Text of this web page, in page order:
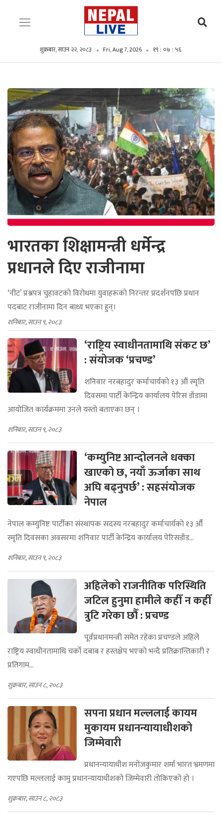
शुक्रबार, साउन २२, २०८३ Fri, Aug 7, 2026 १९ : ०७ : ५८
भारतका शिक्षामन्त्री धर्मेन्द्र
प्रधानले दिए राजीनामा
‘नीट’ प्रश्नपत्र चुहावटको विरोधमा युवाहरूको निरन्तर प्रदर्शनपछि प्रधान
पदबाट राजीनामा दिन बाध्य भएका हुन्।
शनिबार, साउन ९, २०८३
‘राष्ट्रिय स्वाधीनतामाथि संकट छ’
: संयोजक ‘प्रचण्ड’
शनिवार नरबहादुर कर्माचार्यको १३ औं स्मृति
दिवसमा पार्टी केन्द्रिय कार्यालय पेरिस डाँडामा
आयोजित कार्यक्रममा उनले यस्तो बताएका छन् ।
शनिबार, साउन ९, २०८३
‘कम्युनिष्ट आन्दोलनले धक्का
खाएको छ, नयाँ ऊर्जाका साथ
अघि बढ्नुपर्छ’ : सहसंयोजक
नेपाल
नेपाल कम्युनिष्ट पार्टीका संस्थापक सदस्य नरबहादुर कर्माचार्यको १३ औँ
स्मृति दिवसका अवसरमा शनिवार पार्टी केन्द्रिय कार्यालय पेरिसडाँड...
शनिबार, साउन ९, २०८३
अहिलेको राजनीतिक परिस्थिति
जटिल हुनुमा हामीले कहीँ न कहीँ
त्रुटि गरेका छौँ : प्रचण्ड
पूर्वप्रधानमन्त्री समेत रहेका प्रचण्डले अहिले
राष्ट्रिय स्वाधीनतामाथि चर्को दबाब र हस्तक्षेप भएको भन्दै प्रतिक्रान्तिकारी र
प्रतिगाम...
शुक्रबार, साउन ८, २०८३
सपना प्रधान मल्ललाई कायम
मुकायम प्रधानन्यायाधीशको
जिम्मेवारी
प्रधानन्यायाधीश मनोजकुमार शर्मा भारत भ्रमणमा
गएपछि मल्ललाई कामु प्रधानन्यायाधीशको जिम्मेवारी तोकिएको हो ।
शुक्रबार, साउन ८, २०८३